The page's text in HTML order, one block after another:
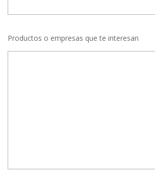
Productos o empresas que te interesan